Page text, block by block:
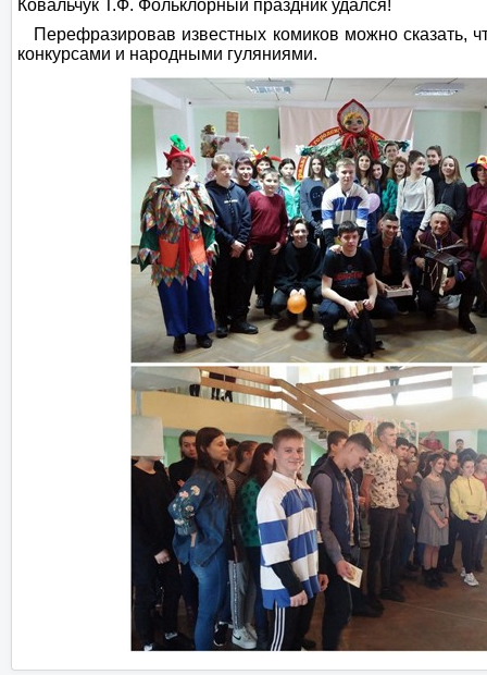
Ковальчук Т.Ф. Фольклорный праздник удался!
Перефразировав известных комиков можно сказать,
конкурсами и народными гуляниями.